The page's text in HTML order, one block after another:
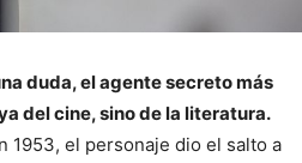
duda, el agente secreto más
del cine, sino de la literatura.
1953, el personaje dio el salto a